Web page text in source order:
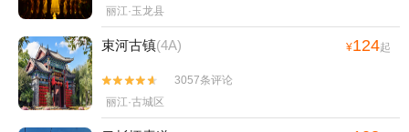
丽江·玉龙县
束河古镇(4A) ¥124起


3057条评论
丽江·古城区